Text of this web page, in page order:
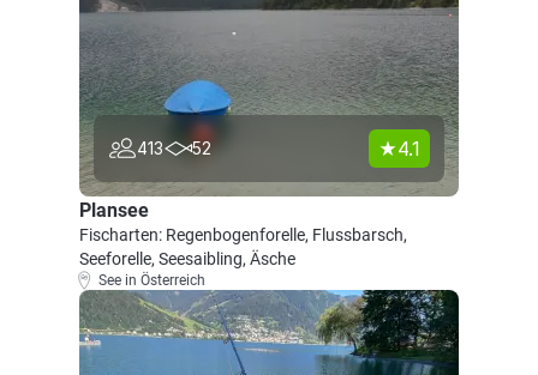
413 52 4.1
Plansee
Fischarten: Regenbogenforelle, Flussbarsch,
Seeforelle, Seesaibling, Äsche
See in Österreich